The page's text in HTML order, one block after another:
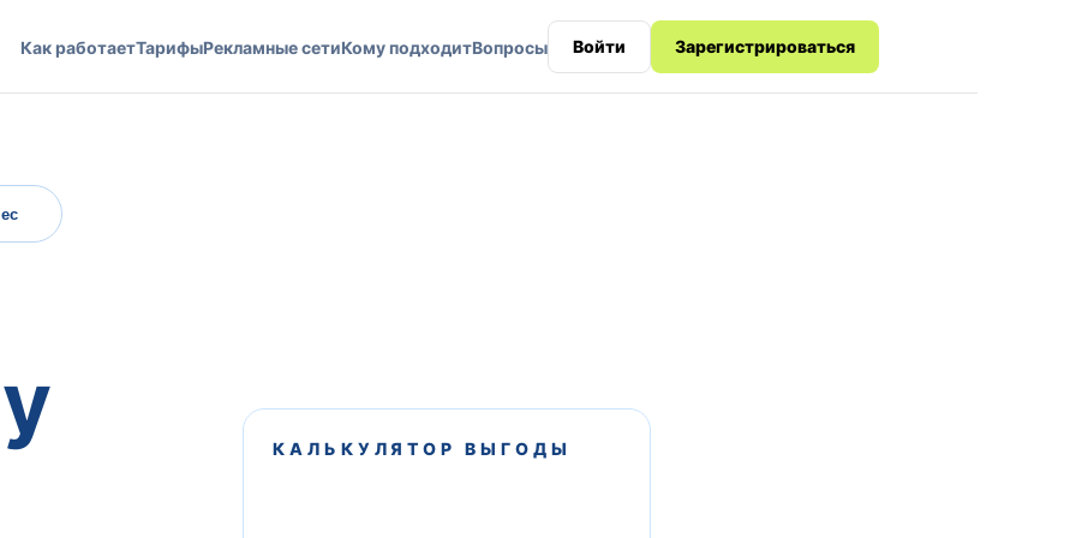
Как работаетТарифыРекламные сетиКому подходитВопросы Войти Зарегистрироваться
КАЛЬКУЛЯТОР ВЫГОДЫ